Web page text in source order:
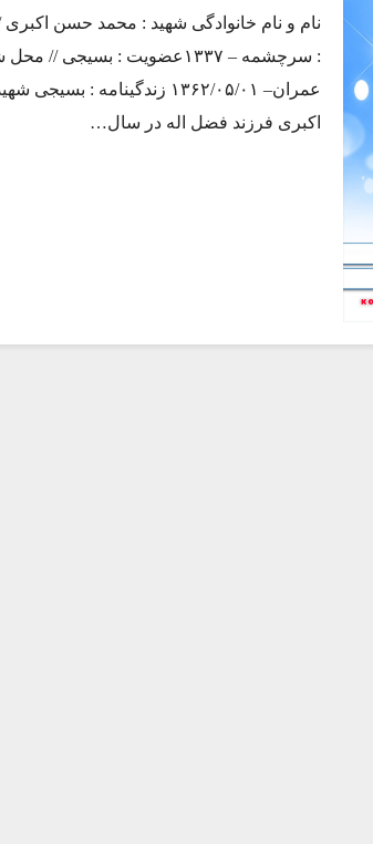
نام و نام خانوادگی شهید : محمد حسن اکبری
: سرچشمه – ۱۳۳۷عضویت : بسیجی //
عمران– ۱۳۶۲/۰۵/۰۱ زندگینامه :
اکبری فرزند فضل اله در سال…